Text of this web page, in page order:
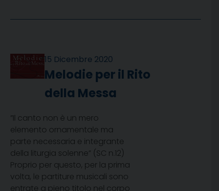
15 Dicembre 2020
Melodie per il Rito
della Messa
”Il canto non è un mero
elemento ornamentale ma
parte necessaria e integrante
della liturgia solenne” (SC n.12)
Proprio per questo, per la prima
volta, le partiture musicali sono
entrate a pieno titolo nel corpo